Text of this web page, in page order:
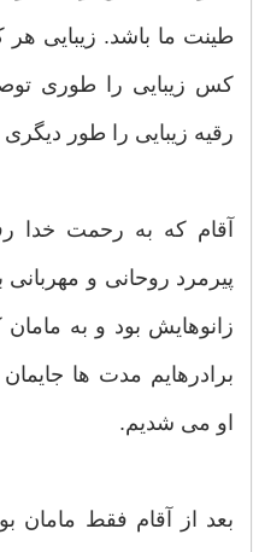
طینت ما باشد. زیبایی
کس زیبایی را طوری
رقیه زیبایی را طور دیگری
آقام که به رحمت
پیرمرد روحانی و
زانوهایش بود و به
برادرهایم مدت ها
او می شدیم.
بعد از آقام فقط